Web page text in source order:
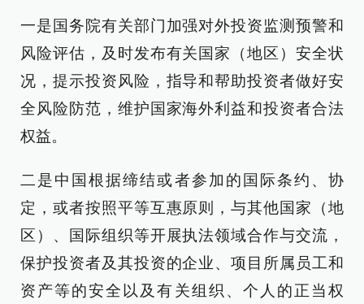
一是国务院有关部门加强对外投资监测预警和
风险评估，及时发布有关国家（地区）安全状
况，提示投资风险，指导和帮助投资者做好安
全风险防范，维护国家海外利益和投资者合法
权益。
二是中国根据缔结或者参加的国际条约、协
定，或者按照平等互惠原则，与其他国家（地
区）、国际组织等开展执法领域合作与交流，
保护投资者及其投资的企业、项目所属员工和
资产等的安全以及有关组织、个人的正当权